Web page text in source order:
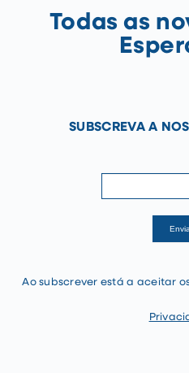
Todas as
SUBSCREVA A
this
Ao subscrever está a aceitar